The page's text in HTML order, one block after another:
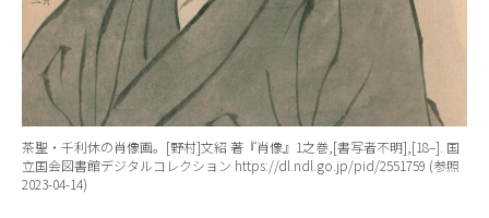
茶聖・千利休の肖像画。[野村]文紹 著『肖像』1之巻,[書写者不明],[18–]. 国
立国会図書館デジタルコレクション https://dl.ndl.go.jp/pid/2551759 (参照
2023-04-14)